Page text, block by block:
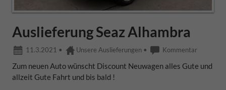
Auslieferung Seaz Alhambra
11.3.2021 • Unsere Auslieferungen • Kommentar
Zum neuen Auto wünscht Discount Neuwagen alles Gute und
allzeit Gute Fahrt und bis bald !